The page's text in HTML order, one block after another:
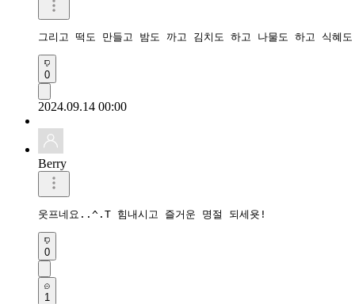
그리고 떡도 만들고 밤도 까고 김치도 하고 나물도 하고 식혜
0
2024.09.14 00:00
Berry
웃프네요..^.T 힘내시고 즐거운 명절 되세욧!
0
1